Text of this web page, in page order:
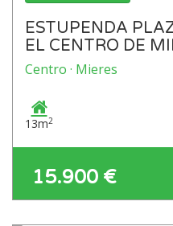
ESTUPENDA
EL CENTRO DE
Centro · Mieres
13m2
15.900 €